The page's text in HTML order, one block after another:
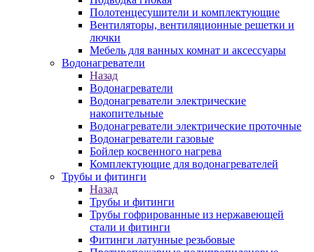
Полотенцесушители и комплектующие
Вентиляторы, вентиляционные решетки и
лючки
Мебель для ванных комнат и аксессуары
Водонагреватели
Назад
Водонагреватели
Водонагреватели электрические
накопительные
Водонагреватели электрические проточные
Водонагреватели газовые
Бойлер косвенного нагрева
Комплектующие для водонагревателей
Трубы и фитинги
Назад
Трубы и фитинги
Трубы гофрированные из нержавеющей
стали и фитинги
Фитинги латунные резьбовые